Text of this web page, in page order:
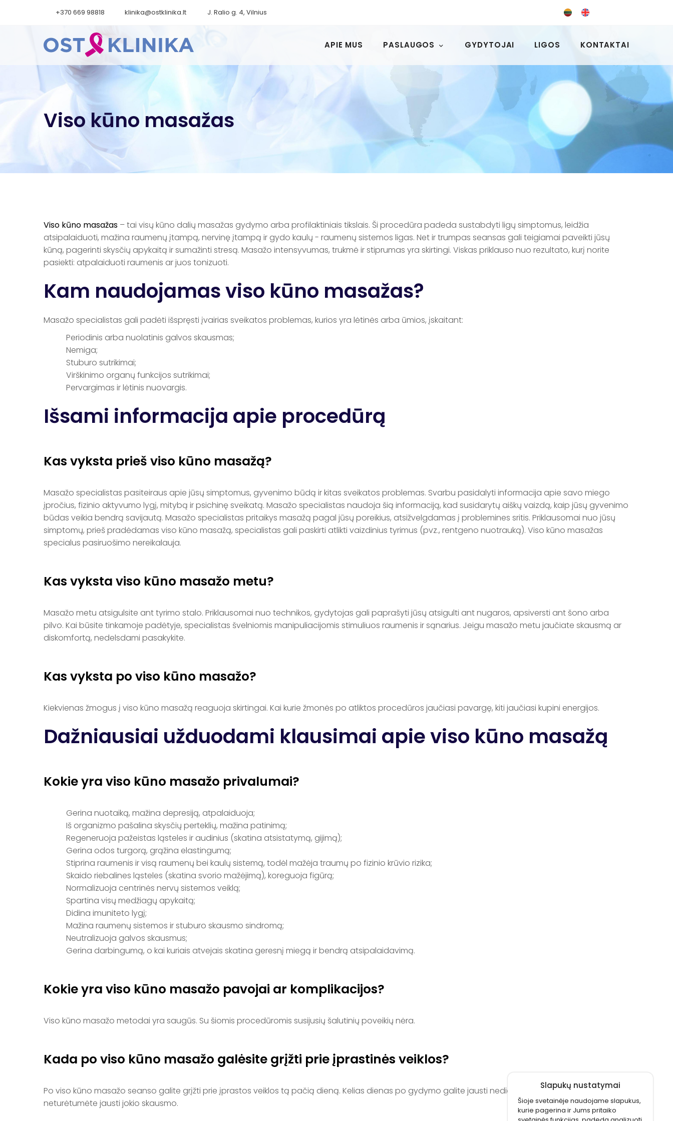
Slapukų nustatymai
Šioje svetainėje naudojame slapukus,
kurie pagerina ir Jums pritaiko
+370 669 98818 klinika@ostklinika.lt J. Ralio g. 4, Vilnius
APIE MUS PASLAUGOS GYDYTOJAI LIGOS KONTAKTAI
Viso kūno masažas
Viso kūno masažas – tai visų kūno dalių masažas gydymo arba profilaktiniais tikslais. Ši procedūra padeda sustabdyti ligų simptomus, leidžia
atsipalaiduoti, mažina raumenų įtampą, nervinę įtampą ir gydo kaulų - raumenų sistemos ligas. Net ir trumpas seansas gali teigiamai paveikti jūsų
kūną, pagerinti skysčių apykaitą ir sumažinti stresą. Masažo intensyvumas, trukmė ir stiprumas yra skirtingi. Viskas priklauso nuo rezultato, kurį norite
pasiekti: atpalaiduoti raumenis ar juos tonizuoti.
Kam naudojamas viso kūno masažas?
Masažo specialistas gali padėti išspręsti įvairias sveikatos problemas, kurios yra lėtinės arba ūmios, įskaitant:
Periodinis arba nuolatinis galvos skausmas;
Nemiga;
Stuburo sutrikimai;
Virškinimo organų funkcijos sutrikimai;
Pervargimas ir lėtinis nuovargis.
Išsami informacija apie procedūrą
Kas vyksta prieš viso kūno masažą?
Masažo specialistas pasiteiraus apie jūsų simptomus, gyvenimo būdą ir kitas sveikatos problemas. Svarbu pasidalyti informacija apie savo miego
įpročius, fizinio aktyvumo lygį, mitybą ir psichinę sveikatą. Masažo specialistas naudoja šią informaciją, kad susidarytų aiškų vaizdą, kaip jūsų gyvenimo
būdas veikia bendrą savijautą. Masažo specialistas pritaikys masažą pagal jūsų poreikius, atsižvelgdamas į problemines sritis. Priklausomai nuo jūsų
simptomų, prieš pradėdamas viso kūno masažą, specialistas gali paskirti atlikti vaizdinius tyrimus (pvz., rentgeno nuotrauką). Viso kūno masažas
specialus pasiruošimo nereikalauja.
Kas vyksta viso kūno masažo metu?
Masažo metu atsigulsite ant tyrimo stalo. Priklausomai nuo technikos, gydytojas gali paprašyti jūsų atsigulti ant nugaros, apsiversti ant šono arba
pilvo. Kai būsite tinkamoje padėtyje, specialistas švelniomis manipuliacijomis stimuliuos raumenis ir sąnarius. Jeigu masažo metu jaučiate skausmą ar
diskomfortą, nedelsdami pasakykite.
Kas vyksta po viso kūno masažo?
Kiekvienas žmogus į viso kūno masažą reaguoja skirtingai. Kai kurie žmonės po atliktos procedūros jaučiasi pavargę, kiti jaučiasi kupini energijos.
Dažniausiai užduodami klausimai apie viso kūno masažą
Kokie yra viso kūno masažo privalumai?
Gerina nuotaiką, mažina depresiją, atpalaiduoja;
Iš organizmo pašalina skysčių perteklių, mažina patinimą;
Regeneruoja pažeistas ląsteles ir audinius (skatina atsistatymą, gijimą);
Gerina odos turgorą, grąžina elastingumą;
Stiprina raumenis ir visą raumenų bei kaulų sistemą, todėl mažėja traumų po fizinio krūvio rizika;
Skaido riebalines ląsteles (skatina svorio mažėjimą), koreguoja figūrą;
Normalizuoja centrinės nervų sistemos veiklą;
Spartina visų medžiagų apykaitą;
Didina imuniteto lygį;
Mažina raumenų sistemos ir stuburo skausmo sindromą;
Neutralizuoja galvos skausmus;
Gerina darbingumą, o kai kuriais atvejais skatina geresnį miegą ir bendrą atsipalaidavimą.
Kokie yra viso kūno masažo pavojai ar komplikacijos?
Viso kūno masažo metodai yra saugūs. Su šiomis procedūromis susijusių šalutinių poveikių nėra.
Kada po viso kūno masažo galėsite grįžti prie įprastinės veiklos?
Po viso kūno masažo seanso galite grįžti prie įprastos veiklos tą pačią dieną. Kelias dienas po gydymo galite jausti nedidelį diskomfortą, tačiau
neturėtumėte jausti jokio skausmo.